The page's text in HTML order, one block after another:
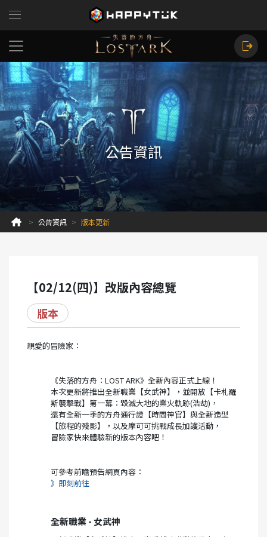
公告資訊
公告資訊 版本更新
【02/12(四)】改版內容總覽
版本
親愛的冒險家：
《失落的方舟：LOST ARK》全新內容正式上線！
本次更新將推出全新職業【女武神】，並開放【卡札羅
斯襲擊戰】第一幕：毀滅大地的業火軌跡(浩劫)，
還有全新一季的方舟通行證【時間神官】與全新造型
【旅程的殘影】，以及摩可可挑戰成長加護活動，
冒險家快來體驗新的版本內容吧！
可參考前瞻預告網頁內容：
》即刻前往
全新職業 - 女武神